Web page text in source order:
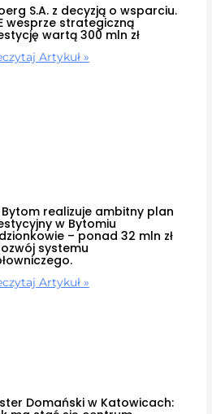
S.A. z decyzją o wsparciu.
wesprze strategiczną
wartą 300 mln zł
Artykuł »
Bytom realizuje ambitny plan
w Bytomiu
– ponad 32 mln zł
systemu
Artykuł »
Domański w Katowicach: